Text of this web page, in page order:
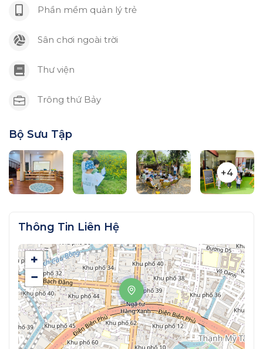
Phần mềm quản lý trẻ
Sân chơi ngoài trời
Thư viện
Trông thứ Bảy
Bộ Sưu Tập
+4
Thông Tin Liên Hệ
+
−